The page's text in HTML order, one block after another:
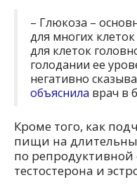
– Глюкоза –
для многих
для клеток
голодании ее
негативно
объяснила врач в
Кроме того, как
пищи на
по репродуктивной
тестостерона и